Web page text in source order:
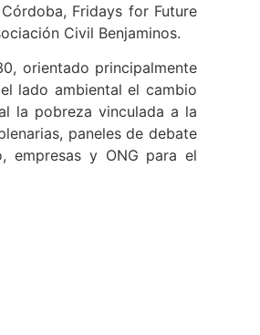
Fridays for Future
Civil Benjaminos.
orientado principalmente
lado ambiental el cambio
la pobreza vinculada a la
paneles de debate
empresas y ONG para el